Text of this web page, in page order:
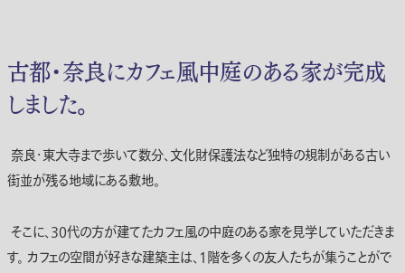
古都・奈良にカフェ風中庭のある家が完成
しました。
奈良・東大寺まで歩いて数分、文化財保護法など独特の規制がある古い
街並が残る地域にある敷地。
そこに、30代の方が建てたカフェ風の中庭のある家を見学していただきま
す。 カフェの空間が好きな建築主は、1階を多くの友人たちが集うことがで